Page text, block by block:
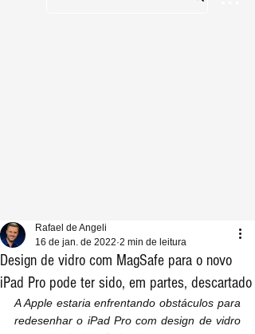
Design de vidro com MagSafe para o novo
iPad Pro pode ter sido, em partes, descartado
Rafael de Angeli
16 de jan. de 2022 2 min de leitura
A Apple estaria enfrentando obstáculos para
redesenhar o iPad Pro com design de vidro